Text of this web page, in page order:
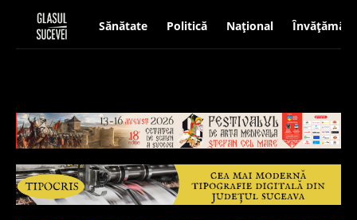
Sănătate Politică Național Învățământ